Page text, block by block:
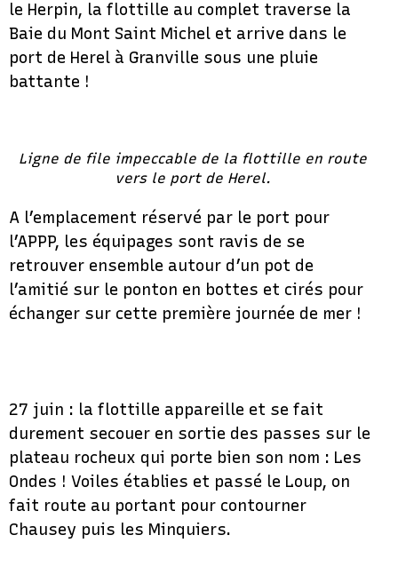
le Herpin, la flottille au complet traverse la
Baie du Mont Saint Michel et arrive dans le
port de Herel à Granville sous une pluie
battante !
Ligne de file impeccable de la flottille en route
vers le port de Herel.
A l’emplacement réservé par le port pour
l’APPP, les équipages sont ravis de se
retrouver ensemble autour d’un pot de
l’amitié sur le ponton en bottes et cirés pour
échanger sur cette première journée de mer !
27 juin : la flottille appareille et se fait
durement secouer en sortie des passes sur le
plateau rocheux qui porte bien son nom : Les
Ondes ! Voiles établies et passé le Loup, on
fait route au portant pour contourner
Chausey puis les Minquiers.